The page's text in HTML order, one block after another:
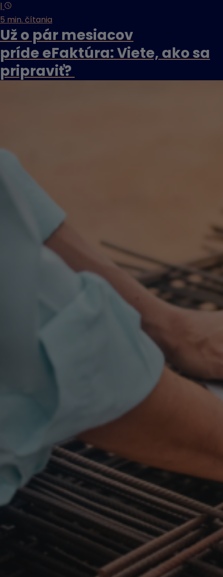
|
5 min. čítania
Už o pár mesiacov
príde eFaktúra: Viete, ako sa
pripraviť?